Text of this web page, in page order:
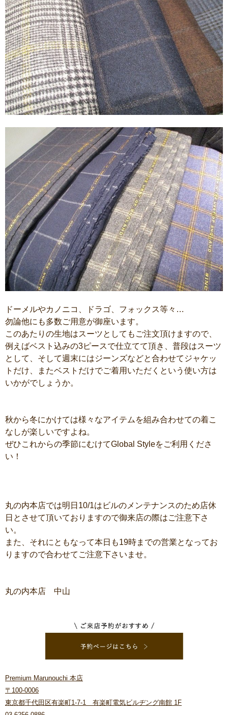
ドーメルやカノニコ、ドラゴ、フォックス等々…
勿論他にも多数ご用意が御座います。
このあたりの生地はスーツとしてもご注文頂けますので、
例えばベスト込みの3ピースで仕立てて頂き、普段はスーツ
として、そして週末にはジーンズなどと合わせてジャケッ
トだけ、またベストだけでご着用いただくという使い方は
いかがでしょうか。
秋から冬にかけては様々なアイテムを組み合わせての着こ
なしが楽しいですよね。
ぜひこれからの季節にむけてGlobal Styleをご利用くださ
い！
丸の内本店では明日10/1はビルのメンテナンスのため店休
日とさせて頂いておりますので御来店の際はご注意下さ
い。
また、それにともなって本日も19時までの営業となってお
りますので合わせてご注意下さいませ。
丸の内本店 中山
Premium Marunouchi 本店
〒100-0006
東京都千代田区有楽町1-7-1 有楽町電気ビルヂング南館 1F